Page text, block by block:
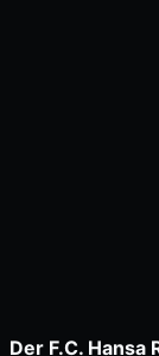
Der F.C.